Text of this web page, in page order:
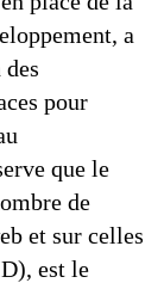
a
pour
que le
de
et sur celles
est le